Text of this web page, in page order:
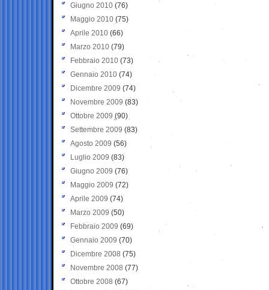
Giugno 2010 (76)
Maggio 2010 (75)
Aprile 2010 (66)
Marzo 2010 (79)
Febbraio 2010 (73)
Gennaio 2010 (74)
Dicembre 2009 (74)
Novembre 2009 (83)
Ottobre 2009 (90)
Settembre 2009 (83)
Agosto 2009 (56)
Luglio 2009 (83)
Giugno 2009 (76)
Maggio 2009 (72)
Aprile 2009 (74)
Marzo 2009 (50)
Febbraio 2009 (69)
Gennaio 2009 (70)
Dicembre 2008 (75)
Novembre 2008 (77)
Ottobre 2008 (67)